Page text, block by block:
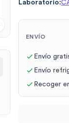
Laboratorio:
ENVÍO
Envío
Envío
Recoger